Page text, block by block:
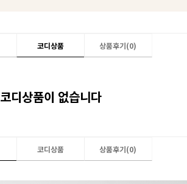
코디상품 상품후기(0)
코디상품이 없습니다
코디상품 상품후기(0)